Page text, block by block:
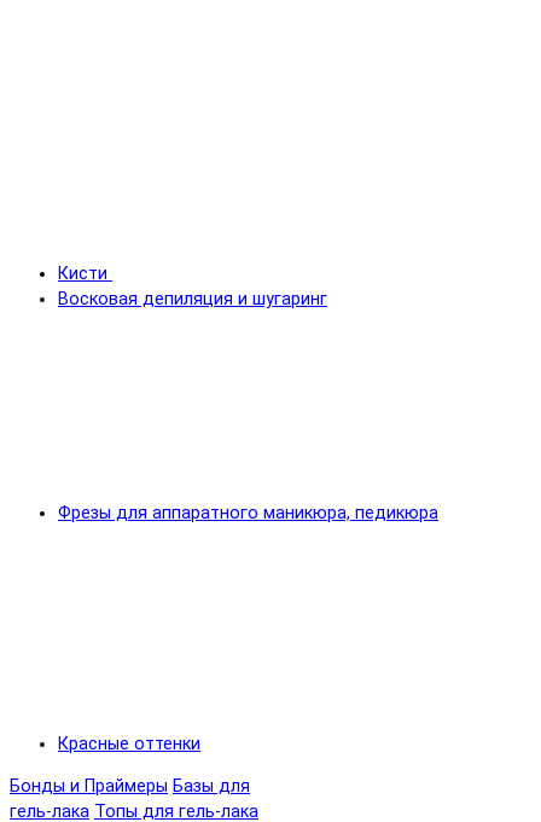
Кисти
Восковая депиляция и шугаринг
Фрезы для аппаратного маникюра, педикюра
Красные оттенки
Бонды и Праймеры Базы для
гель-лака Топы для гель-лака